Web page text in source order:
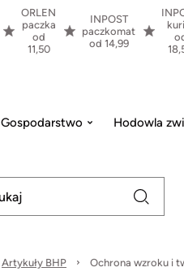
ORLEN
paczka
od
11,50
INPOST
paczkomat
od 14,99
Gospodarstwo Hodowla
Artykuły BHP Ochrona wzroku i